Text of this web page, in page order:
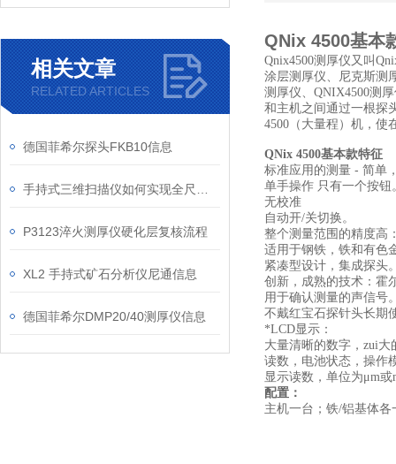
相关文章
RELATED ARTICLES
德国菲希尔探头FKB10信息
P3123淬火测厚仪硬化层复核流程
XL2 手持式矿石分析仪尼通信息
德国菲希尔DMP20/40测厚仪信息
QNix 4500基本
Qnix4500测厚仪又叫
涂层测厚仪、尼克斯测
测厚仪、QNIX4500测
和主机之间通过一根探
4500（大量程）机，使
QNix 4500基本款特征
标准应用的测量 - 简单
单手操作 只有一个按钮
无校准
自动开/关切换。
整个测量范围的精度高
适用于钢铁，铁和有色
紧凑型设计，集成探头
创新，成熟的技术：霍
用于确认测量的声信号
不戴红宝石探针头长期
*LCD显示：
大量清晰的数字，zui大
读数，电池状态，操作
显示读数，单位为μm或
配置：
主机一台；铁/铝基体